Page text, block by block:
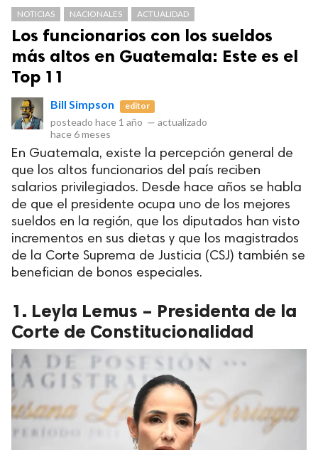
Bi
los derechos.
NOTICIAS NACIONALES ACTUALIDAD
Los funcionarios con los sueldos
más altos en Guatemala: Este es el
Top 11
Bill Simpson editor
posteado hace 1 año — actualizado
hace 6 meses
En Guatemala, existe la percepción general de
que los altos funcionarios del país reciben
salarios privilegiados. Desde hace años se habla
de que el presidente ocupa uno de los mejores
sueldos en la región, que los diputados han visto
incrementos en sus dietas y que los magistrados
de la Corte Suprema de Justicia (CSJ) también se
benefician de bonos especiales.
1. Leyla Lemus – Presidenta de la
Corte de Constitucionalidad